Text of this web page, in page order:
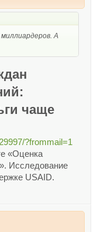
А
чаще
?frommail=1
«Оценка
Исследование
USAID.